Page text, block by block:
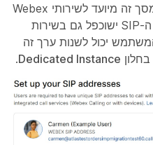
תחום כתובות ה-SIP שמופיע במסך זה מיועד לשירותי Webex
אחרים. הערך המסופק בכתובת ה-SIP ישוכפל גם בשירות
יכול לשנות ערך זה
בחלון Dedicated Instance
.